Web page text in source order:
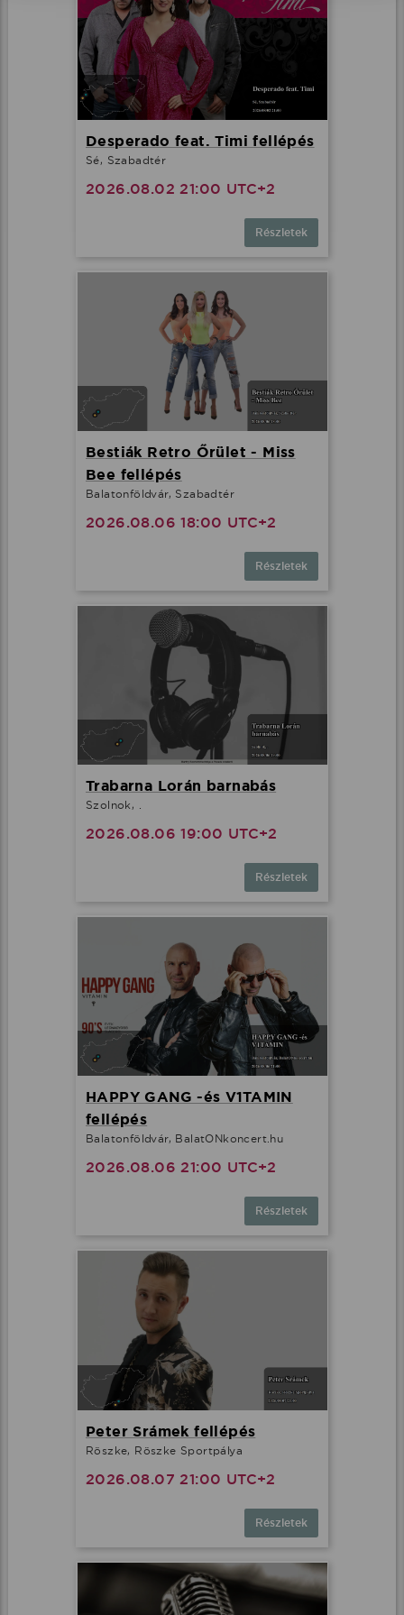
Desperado feat. Timi fellépés
Sé, Szabadtér
2026.08.02 21:00 UTC+2
Részletek
Bestiák Retro Őrület - Miss
Bee fellépés
Balatonföldvár, Szabadtér
2026.08.06 18:00 UTC+2
Részletek
Trabarna Lorán barnabás
Szolnok, .
2026.08.06 19:00 UTC+2
Részletek
HAPPY GANG -és V1TAMIN
fellépés
Balatonföldvár, BalatONkoncert.hu
2026.08.06 21:00 UTC+2
Részletek
Peter Srámek fellépés
Röszke, Röszke Sportpálya
2026.08.07 21:00 UTC+2
Részletek